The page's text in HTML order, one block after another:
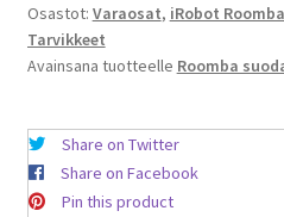
(3kpl)
määrä
Osastot: Varaosat, iRobot
Tarvikkeet
Avainsana tuotteelle Roomba
Share on Twitter
Share on Facebook
Pin this product